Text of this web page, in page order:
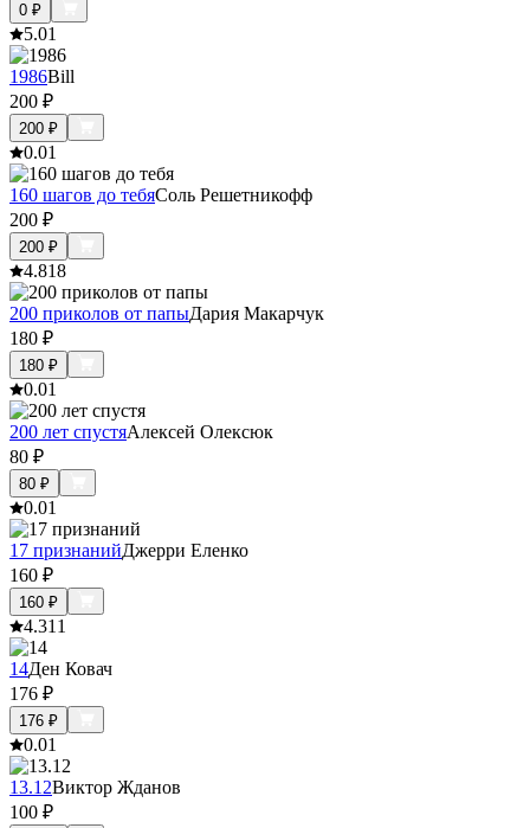
0 ₽
5.01
1986Bill
200 ₽
200 ₽
0.01
160 шагов до тебяСоль Решетникофф
200 ₽
200 ₽
4.818
200 приколов от папыДария Макарчук
180 ₽
180 ₽
0.01
200 лет спустяАлексей Олексюк
80 ₽
80 ₽
0.01
17 признанийДжерри Еленко
160 ₽
160 ₽
4.311
14Ден Ковач
176 ₽
176 ₽
0.01
13.12Виктор Жданов
100 ₽